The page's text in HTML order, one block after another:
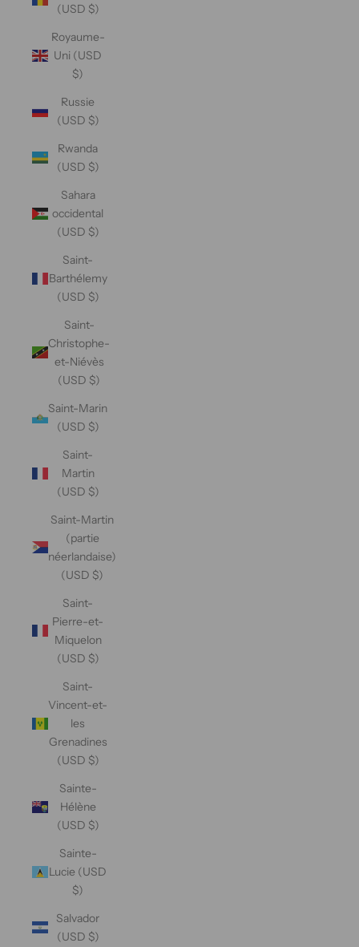
(USD $)
Royaume-
Uni (USD
$)
Russie
(USD $)
Rwanda
(USD $)
Sahara
occidental
(USD $)
Saint-
Barthélemy
(USD $)
Saint-
Christophe-
et-Niévès
(USD $)
Saint-Marin
(USD $)
Saint-
Martin
(USD $)
Saint-Martin
(partie
néerlandaise)
(USD $)
Saint-
Pierre-et-
Miquelon
(USD $)
Saint-
Vincent-et-
les
Grenadines
(USD $)
Sainte-
Hélène
(USD $)
Sainte-
Lucie (USD
$)
Salvador
(USD $)